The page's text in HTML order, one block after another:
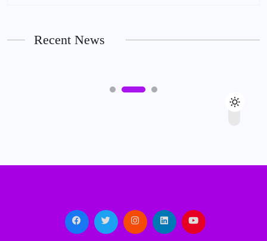
Recent News